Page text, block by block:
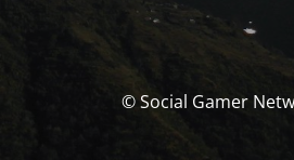
© Social Gamer